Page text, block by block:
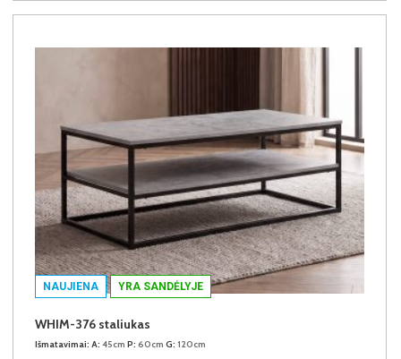
NAUJIENA YRA SANDĖLYJE
WHIM-376 staliukas
Išmatavimai: A: 45cm P: 60cm G: 120cm